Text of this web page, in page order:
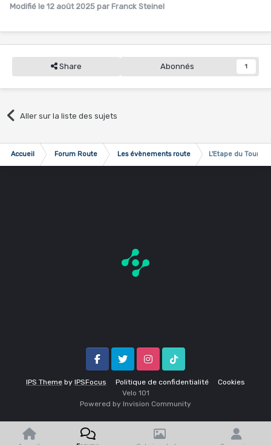
Modifié le 12 août 2025 par Franck Steinel
Share Abonnés 1
Aller sur la liste des sujets
Accueil Forum Route Les évènements route L'Etape du Tour ...
IPS Theme by IPSFocus Politique de confidentialité Cookies
FacebookTwitter InstagramTik Tok
Velo 1O1
Powered by Invision Community